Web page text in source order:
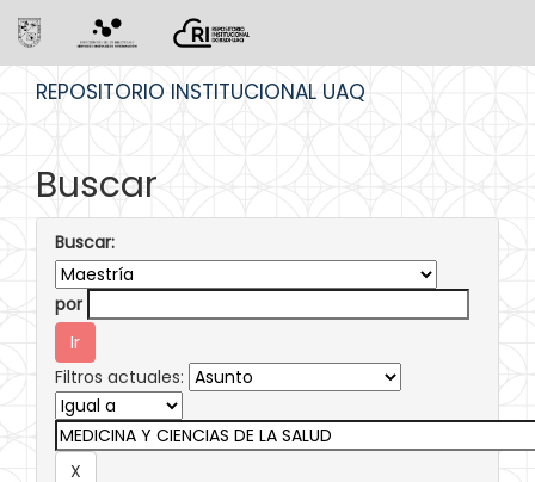
REPOSITORIO INSTITUCIONAL UAQ
Buscar
Buscar:
por
Filtros actuales: